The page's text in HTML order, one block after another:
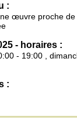
:
œuvre proche
- horaires :
- 19:00 ,
: